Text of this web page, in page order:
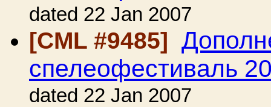
dated 22 Jan 2007
[CML #9485]
спелеофестиваль
dated 22 Jan 2007